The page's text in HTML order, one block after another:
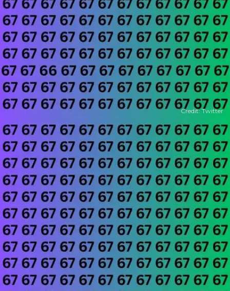
​छोटे बच्चों को भी आ गया नजर​
बता दें कि छोटे-छोटे बच्चों को भी आसानी से तस्वीर में 66 नजर आ
गया।
Credit: Twitter